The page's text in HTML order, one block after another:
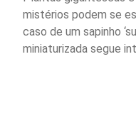
mistérios podem se
caso de um sapinho
miniaturizada segue